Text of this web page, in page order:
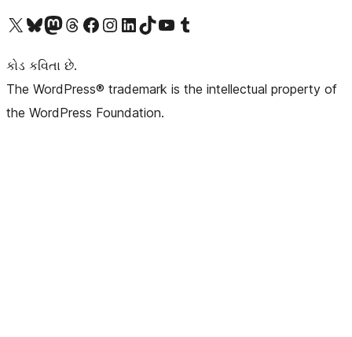
અમારા X (અગાઉ ટ્વિટર) એકાઉન્ટની મુલાકાત લોઅમારા Bluesky એકાઉન્ટની મુલાકાત લોઅમારા માસ્ટોડોન એકાઉન્ટની મુલાકાત લોઅમારા Threads એકાઉન્ટની મુલાકાત લો અમારા ફેસબુક પેજની મુલાકાત લોઅમારા ઇન્સ્ટાગ્રામ એકાઉન્ટની મુલાકાત લો અમારા LinkedIn એકાઉન્ટની મુલાકાત લોઅમારા TikTok એકાઉન્ટની મુલાકાત લોઅમારી YouTube ચેનલની મુલાકાત લો અમારા Tumblr એકાઉન્ટની મુલાકાત લો
કોડ કવિતા છે.
The WordPress® trademark is the intellectual property of
the WordPress Foundation.